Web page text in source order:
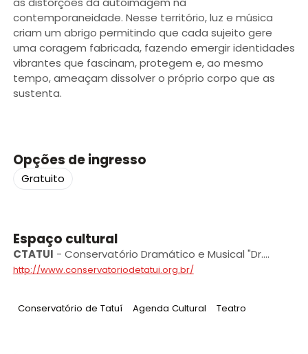
contemporaneidade. Nesse território, luz e música
criam um abrigo permitindo que cada sujeito gere
uma coragem fabricada, fazendo emergir identidades
vibrantes que fascinam, protegem e, ao mesmo
tempo, ameaçam dissolver o próprio corpo que as
sustenta.
Opções de ingresso
Gratuito
Espaço cultural
CTATUI - Conservatório Dramático e Musical "Dr.
Carlos de Campos” de Tatuí
http://www.conservatoriodetatui.org.br/
Tag:
Conservatório de Tatuí Tag:
Agenda Cultural Tag:
Teatro